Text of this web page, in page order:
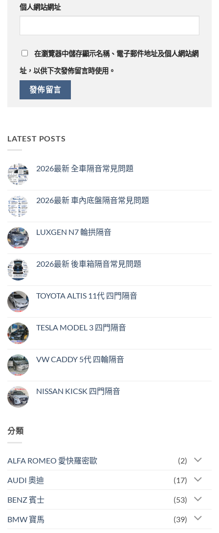
個人網站網址
在瀏覽器中儲存顯示名稱、電子郵件地址及個人網站網
址，以供下次發佈留言時使用。
LATEST POSTS
2026最新 全車隔音常見問題
2026最新 車內底盤隔音常見問題
LUXGEN N7 輪拱隔音
2026最新 後車箱隔音常見問題
TOYOTA ALTIS 11代 四門隔音
TESLA MODEL 3 四門隔音
VW CADDY 5代 四輪隔音
NISSAN KICSK 四門隔音
分類
ALFA ROMEO 愛快羅密歐 (2)
AUDI 奧迪 (17)
BENZ 賓士 (53)
BMW 寶馬 (39)